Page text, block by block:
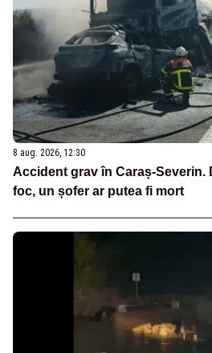
8 aug. 2026, 12:30
Accident grav în Caraș-Severin.
foc, un șofer ar putea fi mort